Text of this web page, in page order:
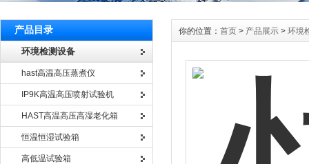
产品目录
环境检测设备
hast高温高压蒸煮仪
IP9K高温高压喷射试验机
HAST高温高压高湿老化箱
恒温恒湿试验箱
高低温试验箱
你的位置： 首页 > 产品展示 > 环境